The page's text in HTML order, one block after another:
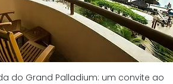
do Grand Palladium: um convite ao